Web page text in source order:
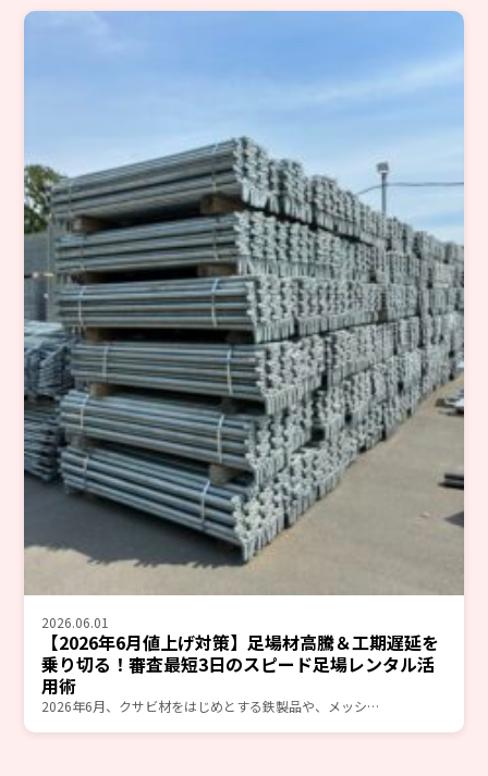
2026.06.01
【2026年6月値上げ対策】足場材高騰＆工期遅延を
乗り切る！審査最短3日のスピード足場レンタル活
用術
2026年6月、クサビ材をはじめとする鉄製品や、メッシ…